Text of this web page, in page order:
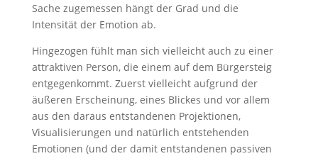
Sache zugemessen hängt der Grad und die
Intensität der Emotion ab.
Hingezogen fühlt man sich vielleicht auch zu einer
attraktiven Person, die einem auf dem Bürgersteig
entgegenkommt. Zuerst vielleicht aufgrund der
äußeren Erscheinung, eines Blickes und vor allem
aus den daraus entstandenen Projektionen,
Visualisierungen und natürlich entstehenden
Emotionen (und der damit entstandenen passiven